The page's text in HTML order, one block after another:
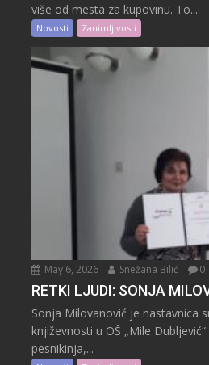
više od mesta za kupovinu. To...
Novosti Zanimljivosti
May 6, 2026 Snežana Bilić 0
RETKI LJUDI: SONJA
Sonja Milovanović je nastavnica
književnosti u OŠ „Mile
pesnikinja,...